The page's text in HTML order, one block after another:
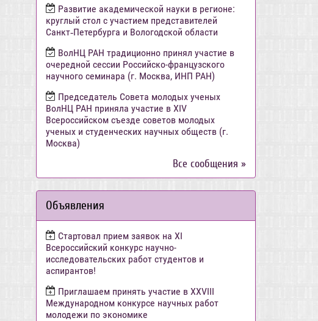
Развитие академической науки в регионе:
круглый стол с участием представителей
Санкт‑Петербурга и Вологодской области
ВолНЦ РАН традиционно принял участие в
очередной сессии Российско-французского
научного семинара (г. Москва, ИНП РАН)
Председатель Совета молодых ученых
ВолНЦ РАН приняла участие в XIV
Всероссийском съезде советов молодых
ученых и студенческих научных обществ (г.
Москва)
Все сообщения »
Объявления
Стартовал прием заявок на XI
Всероссийский конкурс научно-
исследовательских работ студентов и
аспирантов!
Приглашаем принять участие в XXVIII
Международном конкурсе научных работ
молодежи по экономике